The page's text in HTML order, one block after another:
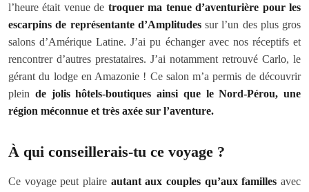
l’heure était venue de troquer ma tenue d’aventurière pour les
escarpins de représentante d’Amplitudessur l’un des plus gros
salons d’Amérique Latine. J’ai pu échanger avec nos réceptifs et
rencontrer d’autres prestataires. J’ai notamment retrouvé Carlo, le
gérant du lodge en Amazonie ! Ce salon m’a permis de découvrir
plein de jolis hôtels-boutiques ainsi que le Nord-Pérou, une
région méconnue et très axée sur l’aventure.
À qui conseillerais-tu ce voyage ?
Ce voyage peut plaire autant aux couples qu’aux familles avec